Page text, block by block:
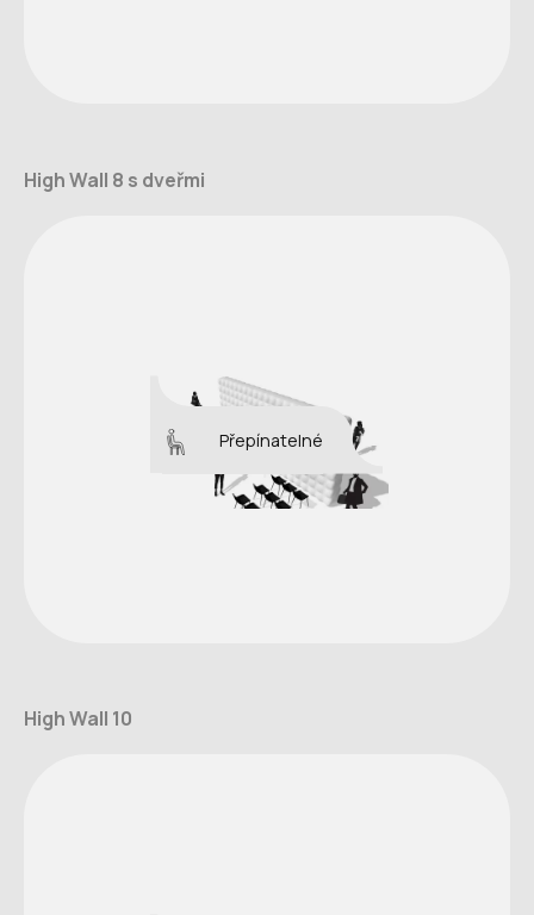
High Wall 8 s dveřmi
Přepínatelné
High Wall 10